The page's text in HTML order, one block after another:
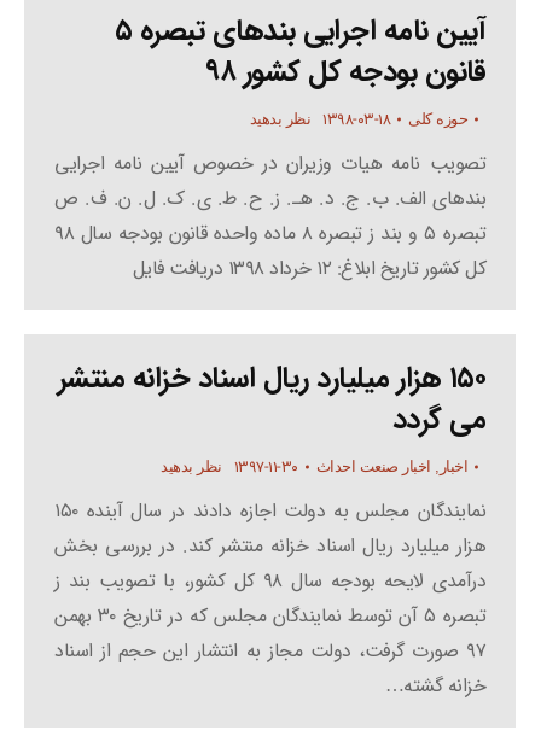
آیین نامه اجرایی بندهای تبصره ۵
قانون بودجه کل کشور ۹۸
حوزه کلی ۱۳۹۸-۰۳-۱۸ نظر بدهید
تصویب نامه هیات وزیران در خصوص آیین نامه اجرایی
بندهای الف. ب. ج. د. هـ. ز. ح. ط. ی. ک. ل. ن. ف. ص
تبصره ۵ و بند ز تبصره ۸ ماده واحده قانون بودجه سال ۹۸
کل کشور تاریخ ابلاغ: ۱۲ خرداد ۱۳۹۸ دریافت فایل
۱۵۰ هزار میلیارد ریال اسناد خزانه منتشر
می گردد
اخبار , اخبار صنعت احداث ۱۳۹۷-۱۱-۳۰ نظر بدهید
نمایندگان مجلس به دولت اجازه دادند در سال آینده ۱۵۰
هزار میلیارد ریال اسناد خزانه منتشر کند. در بررسی بخش
درآمدی لایحه بودجه سال ۹۸ کل کشور، با تصویب بند ز
تبصره ۵ آن توسط نمایندگان مجلس که در تاریخ ۳۰ بهمن
۹۷ صورت گرفت، دولت مجاز به انتشار این حجم از اسناد
خزانه گشته…